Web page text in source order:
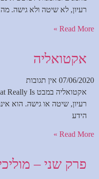
רעיון, לא שיטה ולא גישה.
Read More »
אקטואליה
07/06/2020 אין תגובות
רעיון, שיטה או גישה. הוא
הידע
Read More »
פרק שני –